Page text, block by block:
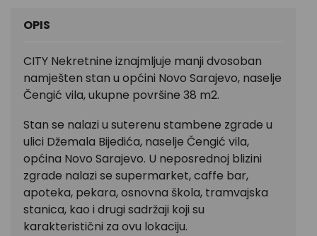
OPIS
CITY Nekretnine iznajmljuje manji dvosoban
namješten stan u općini Novo Sarajevo, naselje
Čengić vila, ukupne površine 38 m2.
Stan se nalazi u suterenu stambene zgrade u
ulici Džemala Bijedića, naselje Čengić vila,
općina Novo Sarajevo. U neposrednoj blizini
zgrade nalazi se supermarket, caffe bar,
apoteka, pekara, osnovna škola, tramvajska
stanica, kao i drugi sadržaji koji su
karakteristični za ovu lokaciju.